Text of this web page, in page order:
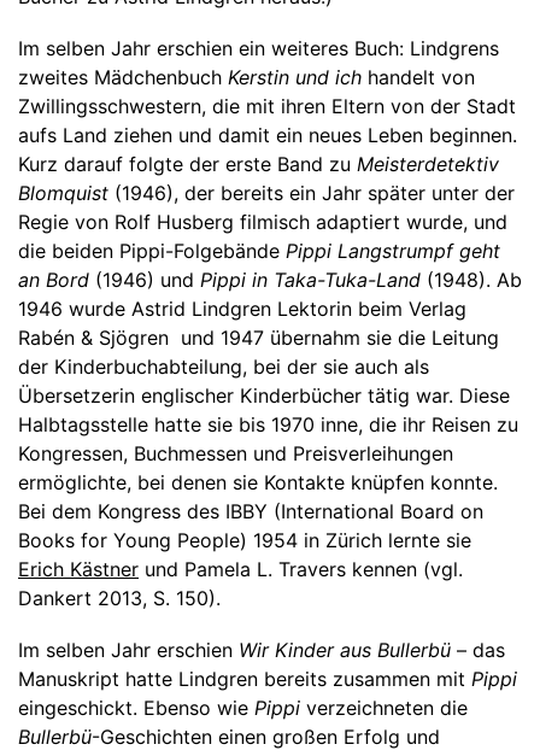
Im selben Jahr erschien ein weiteres Buch: Lindgrens
zweites Mädchenbuch Kerstin und ich handelt von
Zwillingsschwestern, die mit ihren Eltern von der Stadt
aufs Land ziehen und damit ein neues Leben beginnen.
Kurz darauf folgte der erste Band zu Meisterdetektiv
Blomquist (1946), der bereits ein Jahr später unter der
Regie von Rolf Husberg filmisch adaptiert wurde, und
die beiden Pippi-Folgebände Pippi Langstrumpf geht
an Bord (1946) und Pippi in Taka-Tuka-Land (1948). Ab
1946 wurde Astrid Lindgren Lektorin beim Verlag
Rabén & Sjögren und 1947 übernahm sie die Leitung
der Kinderbuchabteilung, bei der sie auch als
Übersetzerin englischer Kinderbücher tätig war. Diese
Halbtagsstelle hatte sie bis 1970 inne, die ihr Reisen zu
Kongressen, Buchmessen und Preisverleihungen
ermöglichte, bei denen sie Kontakte knüpfen konnte.
Bei dem Kongress des IBBY (International Board on
Books for Young People) 1954 in Zürich lernte sie
Erich Kästner und Pamela L. Travers kennen (vgl.
Dankert 2013, S. 150).
Im selben Jahr erschien Wir Kinder aus Bullerbü – das
Manuskript hatte Lindgren bereits zusammen mit Pippi
eingeschickt. Ebenso wie Pippi verzeichneten die
Bullerbü-Geschichten einen großen Erfolg und